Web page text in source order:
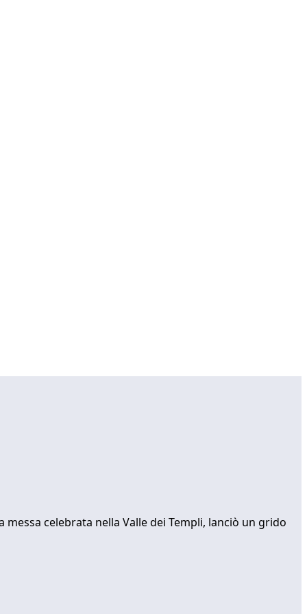
celebrata nella Valle dei Templi, lanciò un grido